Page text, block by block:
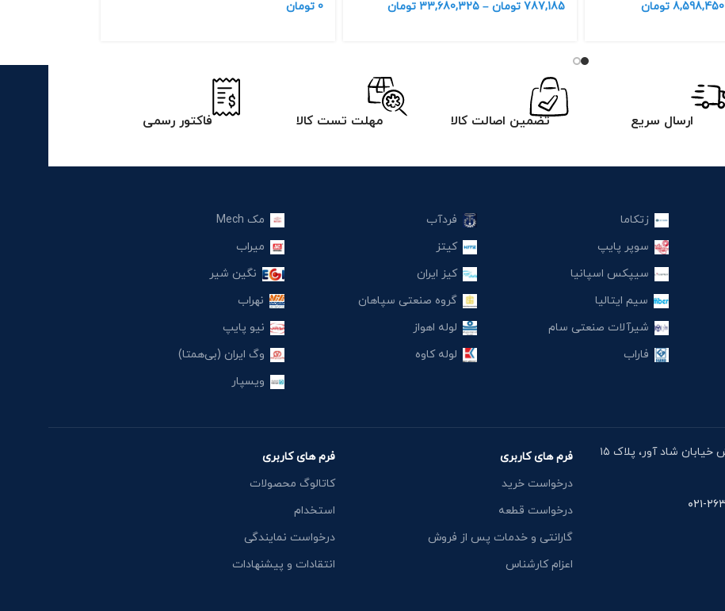
8,598,450 تومان 787,185 تومان –
33,680,325 تومان 0 تومان
ارسال سریع تضمین اصالت کالا مهلت تست کالا فاکتور رسمی
زتکاما
سوپر پایپ
سیپکس اسپانیا
سیم ایتالیا
شیرآلات صنعتی سام
فاراب
فردآب
کیتز
کیز ایران
گروه صنعتی سپاهان
لوله اهواز
لوله کاوه
مک Mech
میراب
نگین شیر
نهراب
نیو پایپ
وگ ایران (بی‌همتا)
ویسپار
آدرس دفتر: خیابان مقدس اردبیلی، نبش خیابان شاد آور، پلاک ۱۵
فرم های کاربری
درخواست خرید
درخواست قطعه
گارانتی و خدمات پس از فروش
اعزام کارشناس
فرم های کاربری
کاتالوگ محصولات
استخدام
درخواست نمایندگی
انتقادات و پیشنهادات